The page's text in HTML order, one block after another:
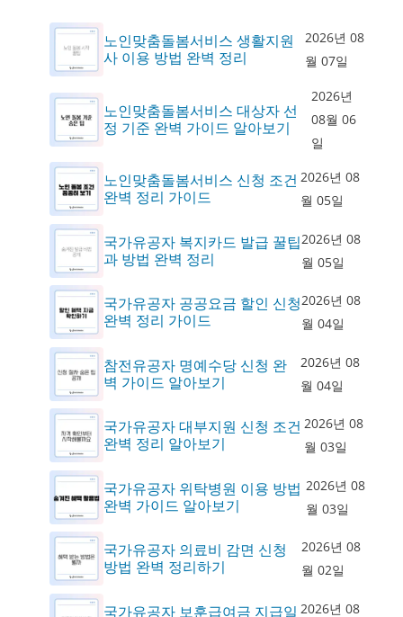
노인맞춤돌봄서비스 생활지원
사 이용 방법 완벽 정리
2026년 08
월 07일
노인맞춤돌봄서비스 대상자 선
정 기준 완벽 가이드 알아보기
2026년
08월 06
일
노인맞춤돌봄서비스 신청 조건
완벽 정리 가이드
2026년 08
월 05일
국가유공자 복지카드 발급 꿀팁
과 방법 완벽 정리
2026년 08
월 05일
국가유공자 공공요금 할인 신청
완벽 정리 가이드
2026년 08
월 04일
참전유공자 명예수당 신청 완
벽 가이드 알아보기
2026년 08
월 04일
국가유공자 대부지원 신청 조건
완벽 정리 알아보기
2026년 08
월 03일
국가유공자 위탁병원 이용 방법
완벽 가이드 알아보기
2026년 08
월 03일
국가유공자 의료비 감면 신청
방법 완벽 정리하기
2026년 08
월 02일
국가유공자 보훈급여금 지급일 2026년 08